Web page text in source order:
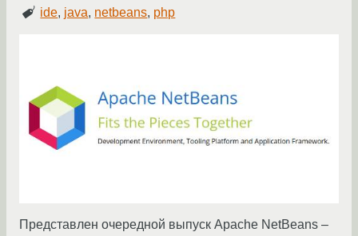
ide, java, netbeans, php
Представлен очередной выпуск Apache NetBeans –